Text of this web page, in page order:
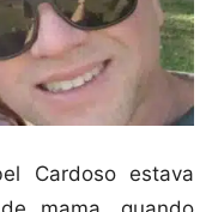
Cardoso estava